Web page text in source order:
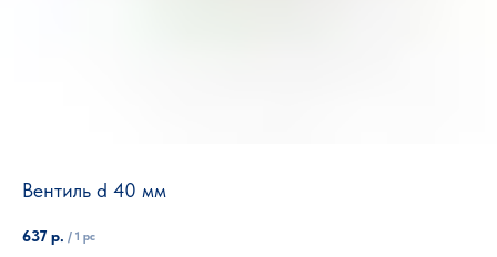
Вентиль d 40 мм
637 р. / 1 pc